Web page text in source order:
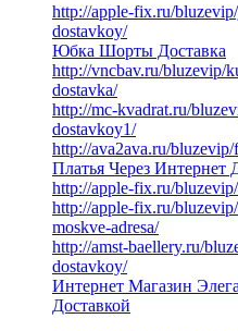
http://apple-fix.ru/
dostavkoy/
Юбка Шорты Доставка
http://vncbav.ru/bluzevip/
dostavka/
http://mc-kvadrat.ru/
dostavkoy1/
http://ava2ava.ru/
Платья Через Интернет
http://apple-fix.ru/
http://apple-fix.ru/
moskve-adresa/
http://amst-baellery.ru/
dostavkoy/
Интернет Магазин
Доставкой